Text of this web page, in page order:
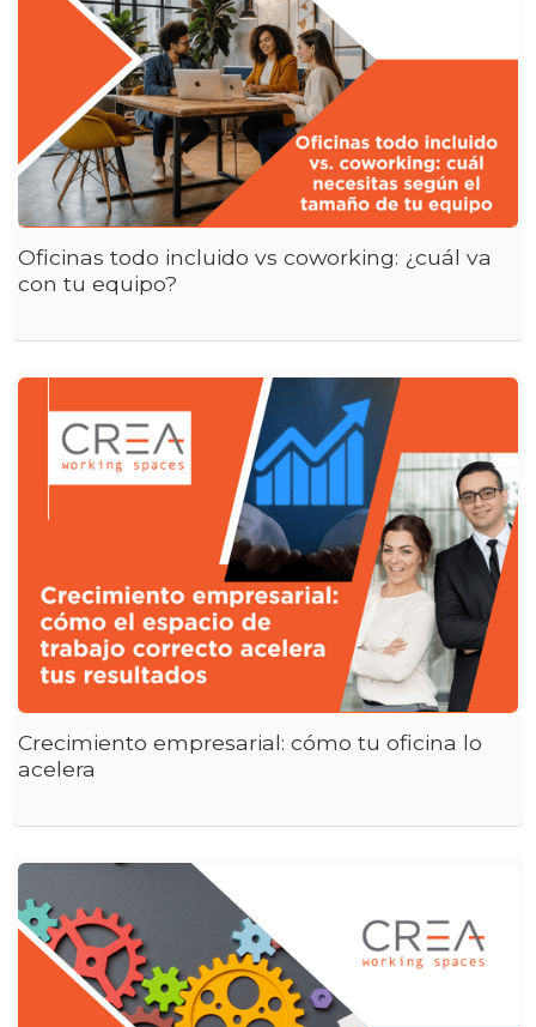
Oficinas todo incluido vs coworking: ¿cuál va
con tu equipo?
Crecimiento empresarial: cómo tu oficina lo
acelera